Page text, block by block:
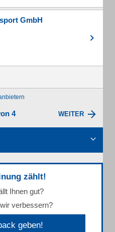
GmbH
4 WEITER
zählt!
Ihnen gut?
verbessern?
geben!